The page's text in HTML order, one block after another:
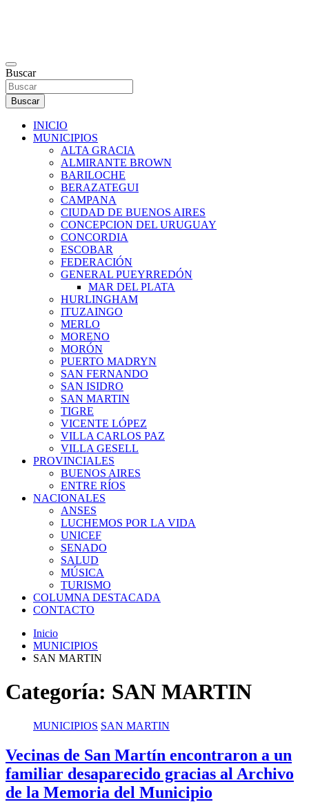
Buscar
Buscar
INICIO
MUNICIPIOS
ALTA GRACIA
ALMIRANTE BROWN
BARILOCHE
BERAZATEGUI
CAMPANA
CIUDAD DE BUENOS AIRES
CONCEPCION DEL URUGUAY
CONCORDIA
ESCOBAR
FEDERACIÓN
GENERAL PUEYRREDÓN
MAR DEL PLATA
HURLINGHAM
ITUZAINGO
MERLO
MORENO
MORÓN
PUERTO MADRYN
SAN FERNANDO
SAN ISIDRO
SAN MARTIN
TIGRE
VICENTE LÓPEZ
VILLA CARLOS PAZ
VILLA GESELL
PROVINCIALES
BUENOS AIRES
ENTRE RÍOS
NACIONALES
ANSES
LUCHEMOS POR LA VIDA
UNICEF
SENADO
SALUD
MÚSICA
TURISMO
COLUMNA DESTACADA
CONTACTO
Inicio
MUNICIPIOS
SAN MARTIN
Categoría: SAN MARTIN
MUNICIPIOS SAN MARTIN
Vecinas de San Martín encontraron a un
familiar desaparecido gracias al Archivo
de la Memoria del Municipio